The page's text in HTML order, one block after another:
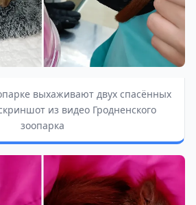
выхаживают двух спасённых
из видео Гродненского
зоопарка